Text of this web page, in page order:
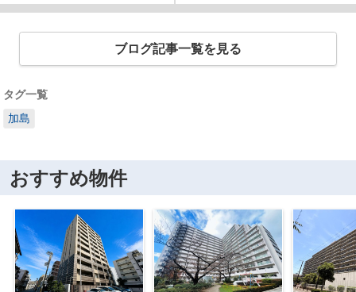
ブログ記事一覧を見る
タグ一覧
加島
おすすめ物件